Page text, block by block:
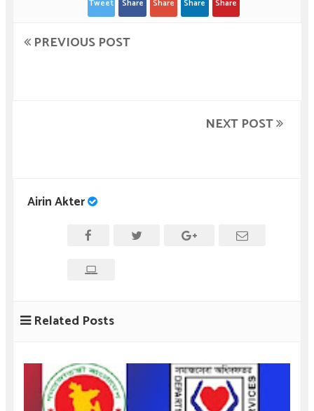
Tweet Share Share Share Share
PREVIOUS POST
NEXT POST
Airin Akter
Related Posts